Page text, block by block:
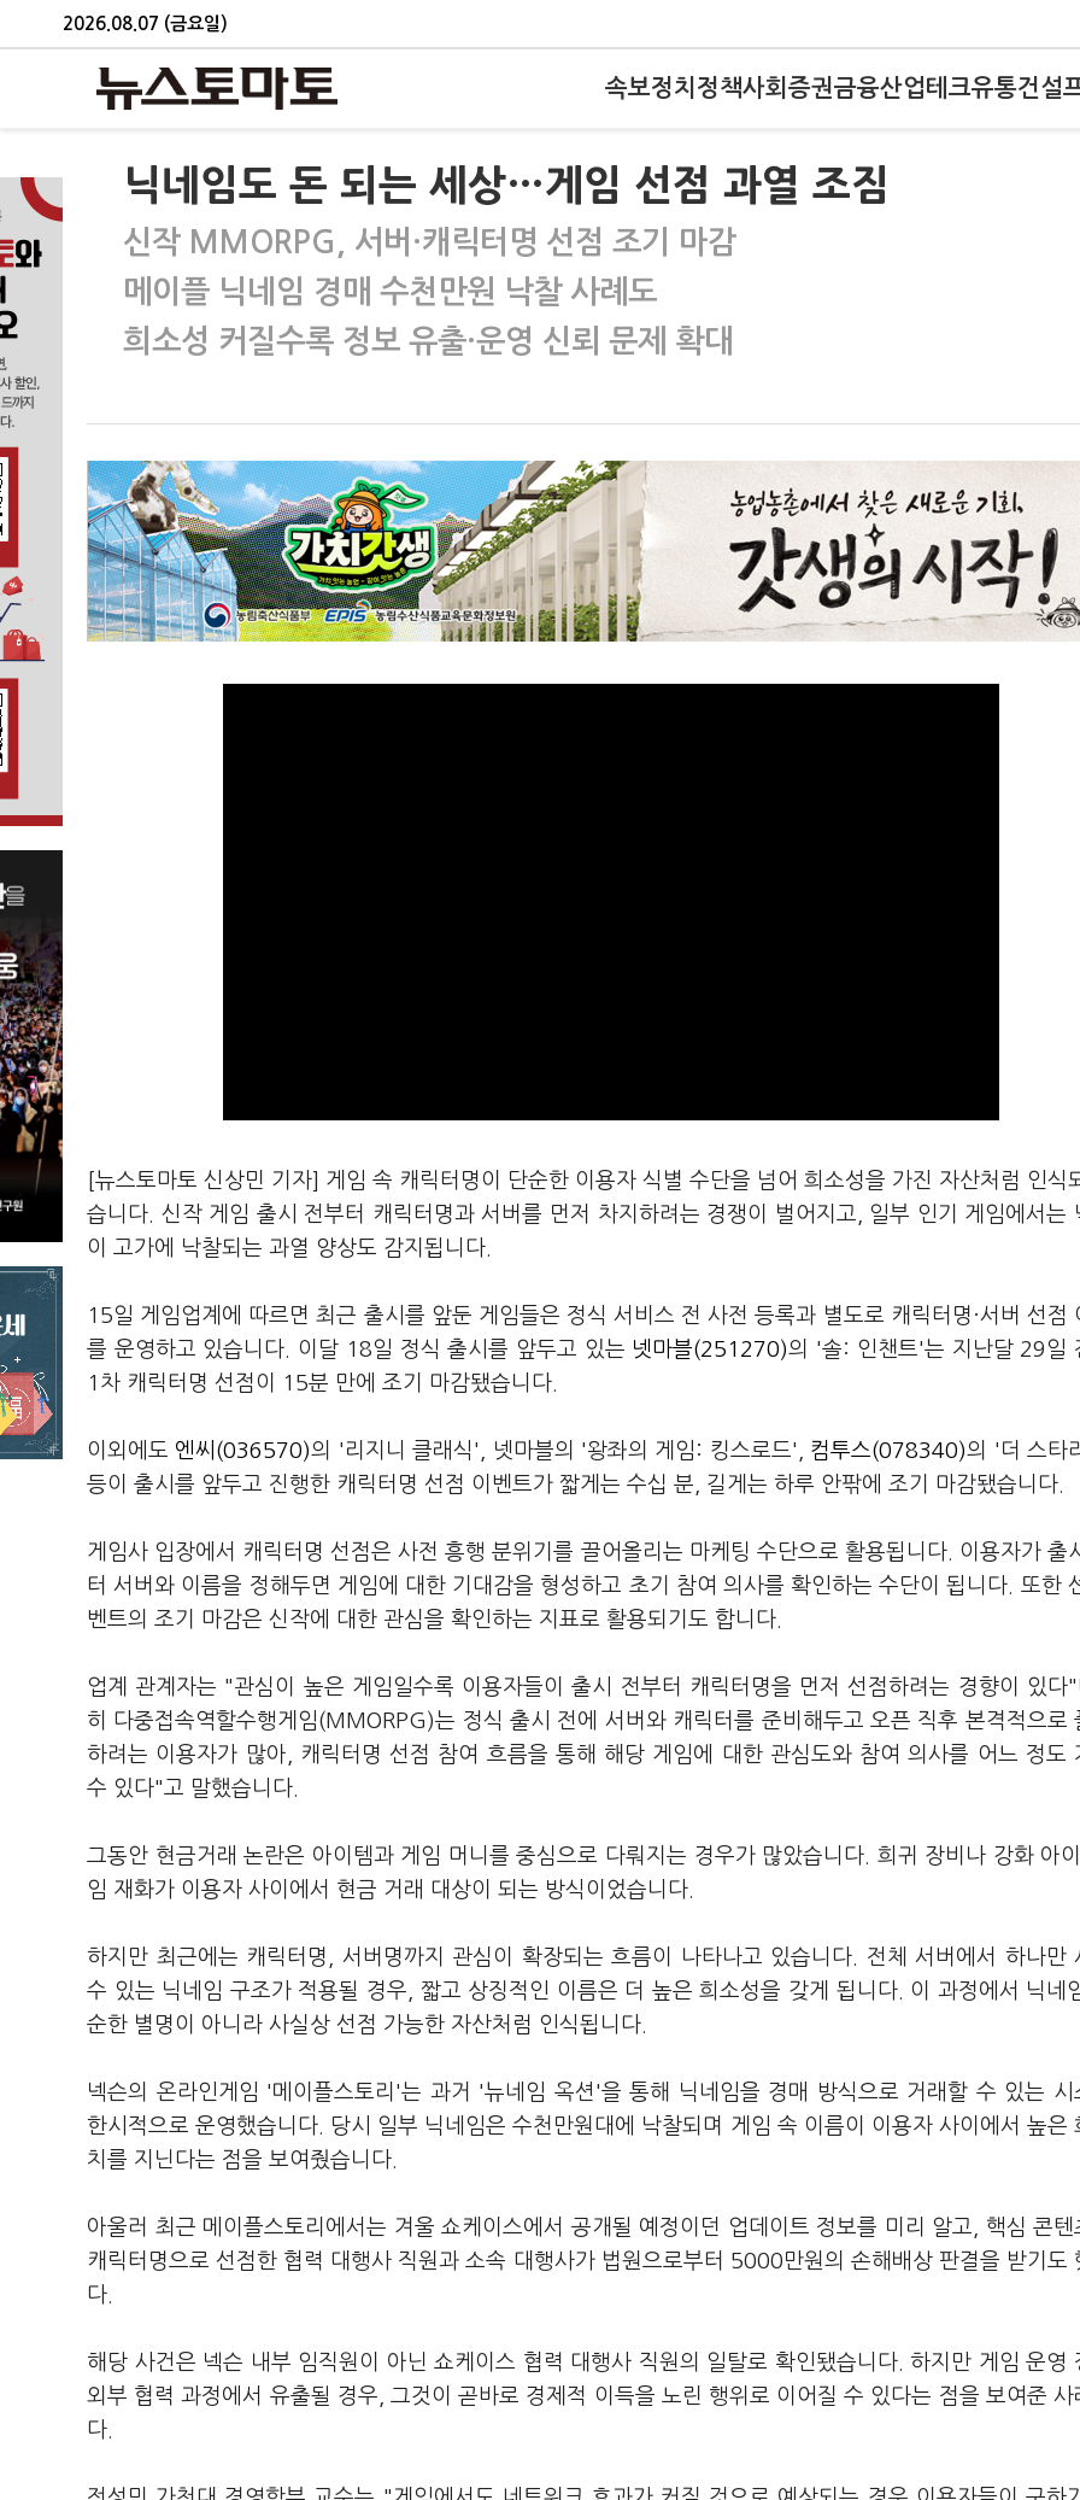
2026.08.07 (금요일)
속보정치 정책사회 증권금융산업테크유통건설
닉네임도 돈 되는 세상…게임 선점 과열 조짐
신작 MMORPG, 서버·캐릭터명 선점 조기 마감
메이플 닉네임 경매 수천만원 낙찰 사례도
희소성 커질수록 정보 유출·운영 신뢰 문제 확대
[뉴스토마토 신상민 기자] 게임 속 캐릭터명이 단순한 이용자 식별 수단을 넘어 희소성을 가진 자산처럼 인식
습니다. 신작 게임 출시 전부터 캐릭터명과 서버를 먼저 차지하려는 경쟁이 벌어지고, 일부 인기 게임에서는
이 고가에 낙찰되는 과열 양상도 감지됩니다.
15일 게임업계에 따르면 최근 출시를 앞둔 게임들은 정식 서비스 전 사전 등록과 별도로 캐릭터명·서버 선점
를 운영하고 있습니다. 이달 18일 정식 출시를 앞두고 있는 넷마블(251270)의 '솔: 인챈트'는 지난달 29일
1차 캐릭터명 선점이 15분 만에 조기 마감됐습니다.
이외에도 엔씨(036570)의 '리지니 클래식', 넷마블의 '왕좌의 게임: 킹스로드', 컴투스(078340)의 '더 스타
등이 출시를 앞두고 진행한 캐릭터명 선점 이벤트가 짧게는 수십 분, 길게는 하루 안팎에 조기 마감됐습니다.
게임사 입장에서 캐릭터명 선점은 사전 흥행 분위기를 끌어올리는 마케팅 수단으로 활용됩니다. 이용자가 출
터 서버와 이름을 정해두면 게임에 대한 기대감을 형성하고 초기 참여 의사를 확인하는 수단이 됩니다. 또한
벤트의 조기 마감은 신작에 대한 관심을 확인하는 지표로 활용되기도 합니다.
업계 관계자는 "관심이 높은 게임일수록 이용자들이 출시 전부터 캐릭터명을 먼저 선점하려는 경향이 있다
히 다중접속역할수행게임(MMORPG)는 정식 출시 전에 서버와 캐릭터를 준비해두고 오픈 직후 본격적으로
하려는 이용자가 많아, 캐릭터명 선점 참여 흐름을 통해 해당 게임에 대한 관심도와 참여 의사를 어느 정도
수 있다"고 말했습니다.
그동안 현금거래 논란은 아이템과 게임 머니를 중심으로 다뤄지는 경우가 많았습니다. 희귀 장비나 강화 아
임 재화가 이용자 사이에서 현금 거래 대상이 되는 방식이었습니다.
하지만 최근에는 캐릭터명, 서버명까지 관심이 확장되는 흐름이 나타나고 있습니다. 전체 서버에서 하나만
수 있는 닉네임 구조가 적용될 경우, 짧고 상징적인 이름은 더 높은 희소성을 갖게 됩니다. 이 과정에서 닉네
순한 별명이 아니라 사실상 선점 가능한 자산처럼 인식됩니다.
넥슨의 온라인게임 '메이플스토리'는 과거 '뉴네임 옥션'을 통해 닉네임을 경매 방식으로 거래할 수 있는 시
한시적으로 운영했습니다. 당시 일부 닉네임은 수천만원대에 낙찰되며 게임 속 이름이 이용자 사이에서 높은
치를 지닌다는 점을 보여줬습니다.
아울러 최근 메이플스토리에서는 겨울 쇼케이스에서 공개될 예정이던 업데이트 정보를 미리 알고, 핵심 콘텐
캐릭터명으로 선점한 협력 대행사 직원과 소속 대행사가 법원으로부터 5000만원의 손해배상 판결을 받기도
다.
해당 사건은 넥슨 내부 임직원이 아닌 쇼케이스 협력 대행사 직원의 일탈로 확인됐습니다. 하지만 게임 운영
외부 협력 과정에서 유출될 경우, 그것이 곧바로 경제적 이득을 노린 행위로 이어질 수 있다는 점을 보여준 사
다.